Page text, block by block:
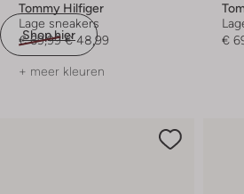
Shop hier
Tommy Hilfiger
Lage sneakers
€ 69,99 € 48,99
+ meer kleuren
€